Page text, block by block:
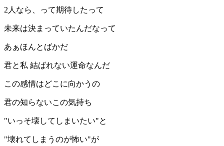
2人なら、って期待したって
未来は決まっていたんだなって
あぁほんとばかだ
君と私 結ばれない運命なんだ
この感情はどこに向かうの
君の知らないこの気持ち
"いっそ壊してしまいたい"と
"壊れてしまうのが怖い"が